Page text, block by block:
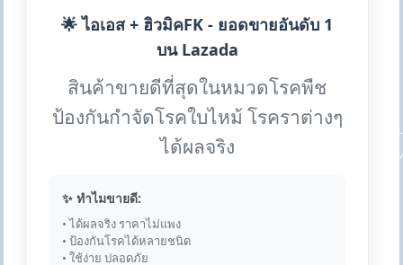
🌟 ไอเอส + ฮิวมิคFK - ยอดขายอันดับ 1
บน Lazada
สินค้าขายดีที่สุดในหมวดโรคพืช
ป้องกันกำจัดโรคใบไหม้ โรคราต่างๆ
ได้ผลจริง
✨ ทำไมขายดี:
• ได้ผลจริง ราคาไม่แพง
• ป้องกันโรคได้หลายชนิด
• ใช้ง่าย ปลอดภัย